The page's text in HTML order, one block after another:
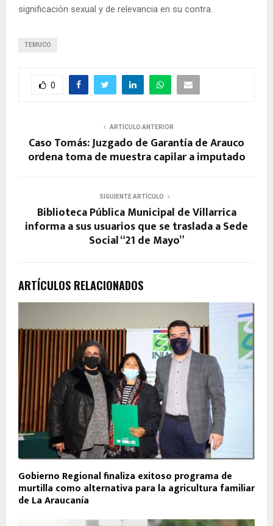
significación sexual y de relevancia en su contra.
TEMUCO
0
ARTÍCULO ANTERIOR
Caso Tomás: Juzgado de Garantía de Arauco
ordena toma de muestra capilar a imputado
SIGUIENTE ARTÍCULO
Biblioteca Pública Municipal de Villarrica
informa a sus usuarios que se traslada a Sede
Social “21 de Mayo”
ARTÍCULOS RELACIONADOS
Gobierno Regional finaliza exitoso programa de
murtilla como alternativa para la agricultura familiar
de La Araucanía